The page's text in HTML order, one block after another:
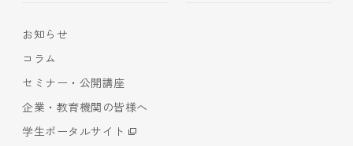
お知らせ
コラム
セミナー・公開講座
企業・教育機関の皆様へ
学生ポータルサイト